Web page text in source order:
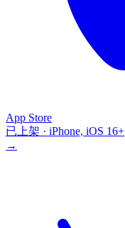
App Store
已上架 · iPhone, iOS 16+
→